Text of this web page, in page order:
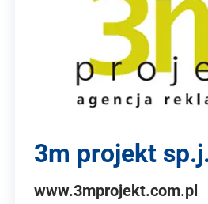
3m projekt sp.j.
www.3mprojekt.com.pl